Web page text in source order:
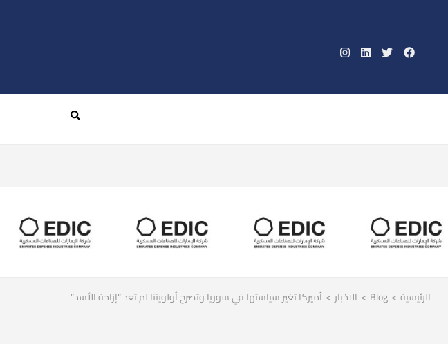
الرئيسية >
Blog
> الاخبار > أميركا تغير سياستها في سوريا وتصرح أولويتنا لم تعد “إزاحة الأسد”